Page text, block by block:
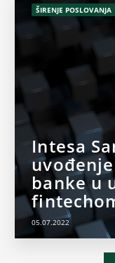
ŠIRENJE POSLOVANJA
Intesa
banke u
05.07.2022